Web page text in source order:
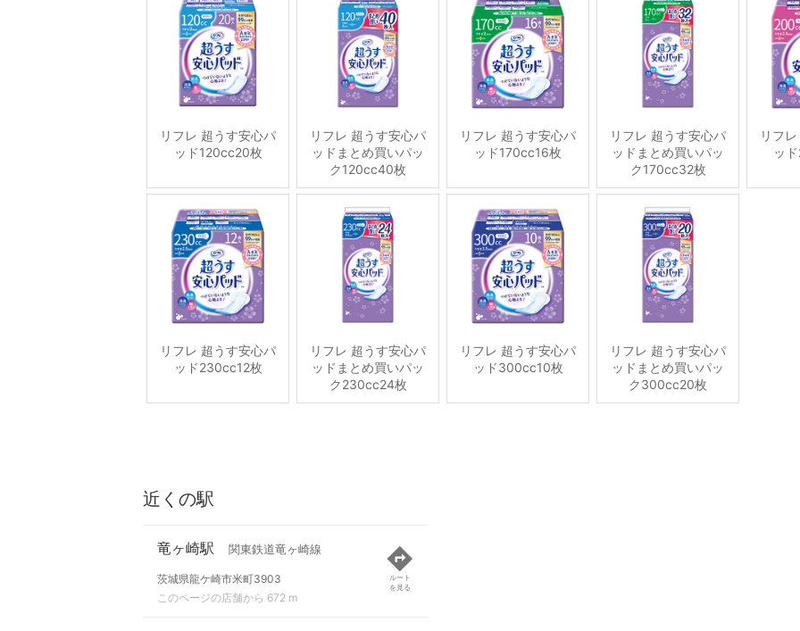
リフレ 超うす安心パ
ッド120cc20枚
リフレ 超うす安心パ
ッドまとめ買いパッ
ク120cc40枚
リフレ 超うす安心パ
ッド170cc16枚
リフレ 超うす安心パ
ッドまとめ買いパッ
ク170cc32枚
リフ
ッ
リフレ 超うす安心パ
ッド230cc12枚
リフレ 超うす安心パ
ッドまとめ買いパッ
ク230cc24枚
リフレ 超うす安心パ
ッド300cc10枚
リフレ 超うす安心パ
ッドまとめ買いパッ
ク300cc20枚
近くの駅
竜ヶ崎駅 関東鉄道竜ヶ崎線
茨城県龍ケ崎市米町3903
このページの店舗から 672 m
ルート
を見る